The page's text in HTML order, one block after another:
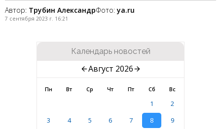
Автор: Трубин АлександрФото: ya.ru
7 сентября 2023 г. 16:21
Календарь новостей
Август 2026
Пн Вт Ср Чт Пт Сб Вс
1
2
3
4 5 6 7 8
9